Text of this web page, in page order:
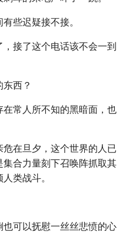
些迟疑接不接。
接了这个电话该不会一到
西？
常人所不知的黑暗面，也
在旦夕，这个世界的人已
合力量刻下召唤阵抓取其
类战斗。
可以抚慰一丝丝悲愤的心